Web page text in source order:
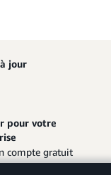
jour
pour votre
compte gratuit
à votre compte